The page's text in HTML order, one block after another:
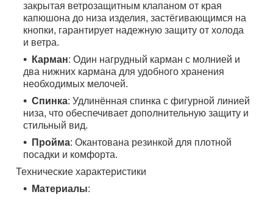
закрытая ветрозащитным клапаном от края
капюшона до низа изделия, застёгивающимся на
кнопки, гарантирует надежную защиту от холода
и ветра.
Карман: Один нагрудный карман с молнией и
два нижних кармана для удобного хранения
необходимых мелочей.
Спинка: Удлинённая спинка с фигурной линией
низа, что обеспечивает дополнительную защиту и
стильный вид.
Пройма: Окантована резинкой для плотной
посадки и комфорта.
Технические характеристики
Материалы: